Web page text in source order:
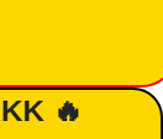
🔥